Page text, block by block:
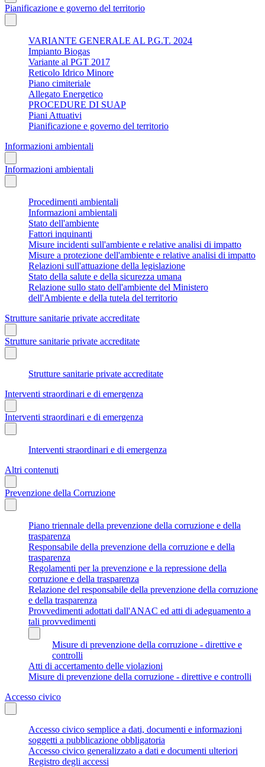
Pianificazione e governo del territorio
VARIANTE GENERALE AL P.G.T. 2024
Impianto Biogas
Variante al PGT 2017
Reticolo Idrico Minore
Piano cimiteriale
Allegato Energetico
PROCEDURE DI SUAP
Piani Attuativi
Pianificazione e governo del territorio
Informazioni ambientali
Informazioni ambientali
Procedimenti ambientali
Informazioni ambientali
Stato dell'ambiente
Fattori inquinanti
Misure incidenti sull'ambiente e relative analisi di impatto
Misure a protezione dell'ambiente e relative analisi di impatto
Relazioni sull'attuazione della legislazione
Stato della salute e della sicurezza umana
Relazione sullo stato dell'ambiente del Ministero
dell'Ambiente e della tutela del territorio
Strutture sanitarie private accreditate
Strutture sanitarie private accreditate
Strutture sanitarie private accreditate
Interventi straordinari e di emergenza
Interventi straordinari e di emergenza
Interventi straordinari e di emergenza
Altri contenuti
Prevenzione della Corruzione
Piano triennale della prevenzione della corruzione e della
trasparenza
Responsabile della prevenzione della corruzione e della
trasparenza
Regolamenti per la prevenzione e la repressione della
corruzione e della trasparenza
Relazione del responsabile della prevenzione della corruzione
e della trasparenza
Provvedimenti adottati dall'ANAC ed atti di adeguamento a
tali provvedimenti
Misure di prevenzione della corruzione - direttive e
controlli
Atti di accertamento delle violazioni
Misure di prevenzione della corruzione - direttive e controlli
Accesso civico
Accesso civico semplice a dati, documenti e informazioni
soggetti a pubblicazione obbligatoria
Accesso civico generalizzato a dati e documenti ulteriori
Registro degli accessi